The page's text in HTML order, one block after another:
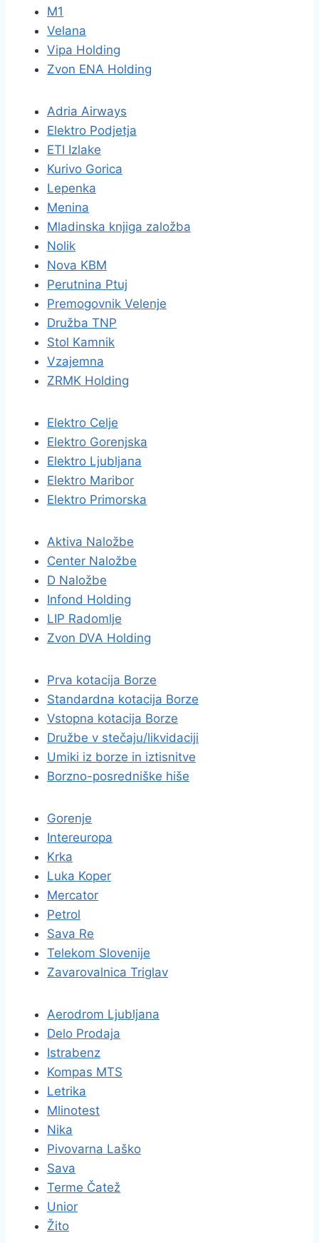
M1
Velana
Vipa Holding
Zvon ENA Holding
Adria Airways
Elektro Podjetja
ETI Izlake
Kurivo Gorica
Lepenka
Menina
Mladinska knjiga založba
Nolik
Nova KBM
Perutnina Ptuj
Premogovnik Velenje
Družba TNP
Stol Kamnik
Vzajemna
ZRMK Holding
Elektro Celje
Elektro Gorenjska
Elektro Ljubljana
Elektro Maribor
Elektro Primorska
Aktiva Naložbe
Center Naložbe
D Naložbe
Infond Holding
LIP Radomlje
Zvon DVA Holding
Prva kotacija Borze
Standardna kotacija Borze
Vstopna kotacija Borze
Družbe v stečaju/likvidaciji
Umiki iz borze in iztisnitve
Borzno-posredniške hiše
Gorenje
Intereuropa
Krka
Luka Koper
Mercator
Petrol
Sava Re
Telekom Slovenije
Zavarovalnica Triglav
Aerodrom Ljubljana
Delo Prodaja
Istrabenz
Kompas MTS
Letrika
Mlinotest
Nika
Pivovarna Laško
Sava
Terme Čatež
Unior
Žito